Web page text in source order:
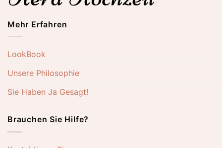
Mehr Erfahren
LookBook
Unsere Philosophie
Sie Haben Ja Gesagt!
Brauchen Sie Hilfe?